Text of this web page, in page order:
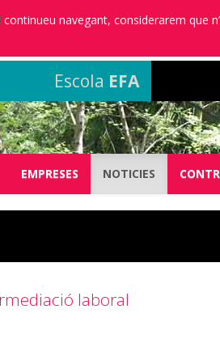
navegant, considerarem que
Escola EFA
EMPRESES NOTICIES
laboral